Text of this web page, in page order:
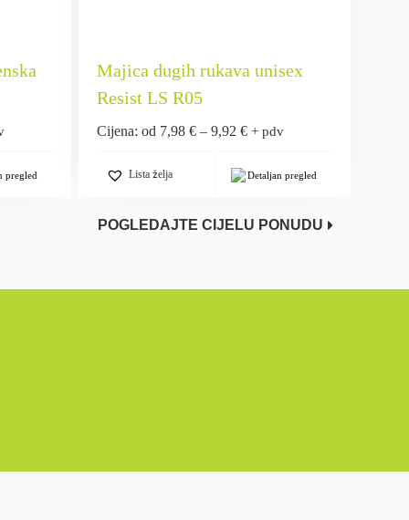
pregled
Majica dugih rukava unisex
Resist LS R05
Cijena: od 7,98€ – 9,92€ + pdv
Lista želja Detaljan pregled
POGLEDAJTE CIJELU PONUDU